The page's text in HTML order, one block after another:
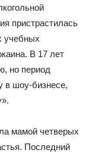
пристрастилась
учебных
В 17 лет
но период
в шоу-бизнесе,
мамой четверых
Последний